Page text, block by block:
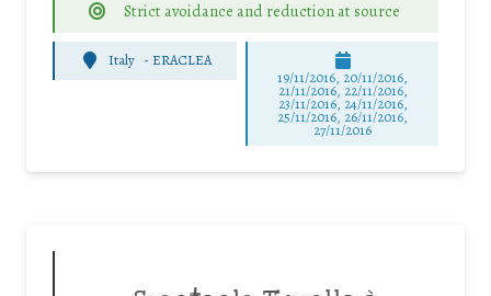
Strict avoidance and reduction at source
Italy - ERACLEA
19/11/2016, 20/11/2016,
21/11/2016, 22/11/2016,
23/11/2016, 24/11/2016,
25/11/2016, 26/11/2016,
27/11/2016